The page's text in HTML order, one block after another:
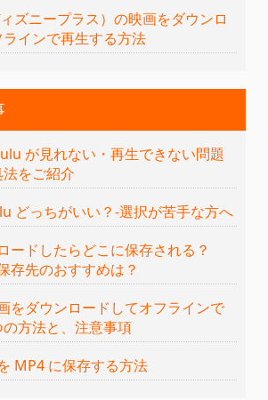
ズニープラス）の映画をダウンロ
インで再生する方法
が見れない・再生できない問題
をご紹介
どっちがいい？‐選択が苦手な方へ
ードしたらどこに保存される？
存先のおすすめは？
をダウンロードしてオフラインで
方法と、注意事項
MP4 に保存する方法